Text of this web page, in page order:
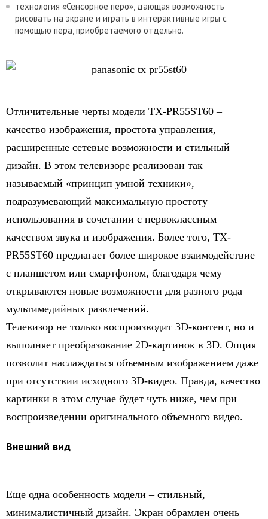
технология «Сенсорное перо», дающая возможность
рисовать на экране и играть в интерактивные игры с
помощью пера, приобретаемого отдельно.
Отличительные черты модели TX-PR55ST60 –
качество изображения, простота управления,
расширенные сетевые возможности и стильный
дизайн. В этом телевизоре реализован так
называемый «принцип умной техники»,
подразумевающий максимальную простоту
использования в сочетании с первоклассным
качеством звука и изображения. Более того, TX-
PR55ST60 предлагает более широкое взаимодействие
с планшетом или смартфоном, благодаря чему
открываются новые возможности для разного рода
мультимедийных развлечений.
Телевизор не только воспроизводит 3D-контент, но и
выполняет преобразование 2D-картинок в 3D. Опция
позволит наслаждаться объемным изображением даже
при отсутствии исходного 3D-видео. Правда, качество
картинки в этом случае будет чуть ниже, чем при
воспроизведении оригинального объемного видео.
Внешний вид
Еще одна особенность модели – стильный,
минималистичный дизайн. Экран обрамлен очень